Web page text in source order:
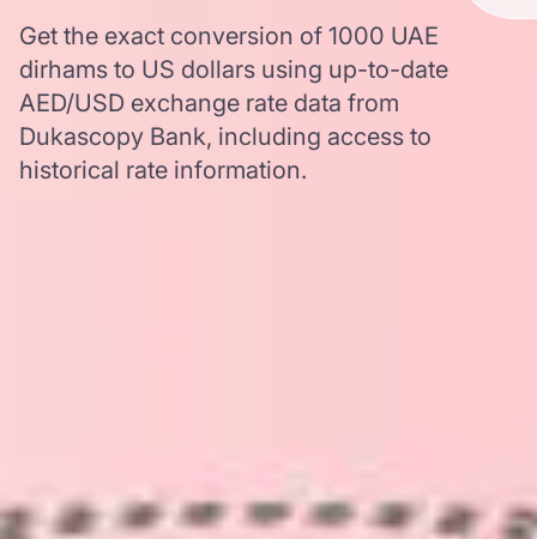
Get the exact conversion of 1000 UAE
dirhams to US dollars using up-to-date
AED/USD exchange rate data from
Dukascopy Bank, including access to
historical rate information.